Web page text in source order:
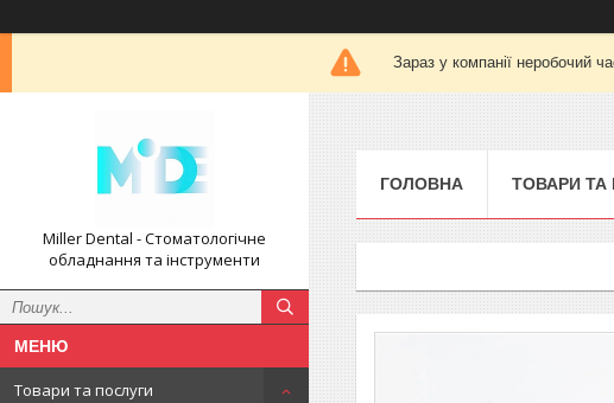
Зараз у компанії неробочий
Miller Dental - Стоматологічне
обладнання та інструменти
Товари та послуги
ГОЛОВНА ТОВАРИ ТА